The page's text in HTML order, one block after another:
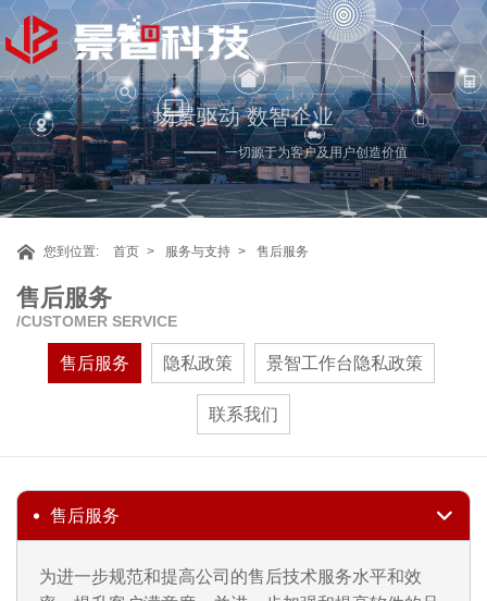
场景驱动 数智企业
一切源于为客户及用户创造价值
您到位置: 首页 服务与支持 售后服务
售后服务
CUSTOMER SERVICE
售后服务 隐私政策 景智工作台隐私政策
联系我们
售后服务
为进一步规范和提高公司的售后技术服务水平和效